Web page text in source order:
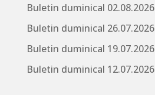
Buletin duminical 02.08.2026
Buletin duminical 26.07.2026
Buletin duminical 19.07.2026
Buletin duminical 12.07.2026